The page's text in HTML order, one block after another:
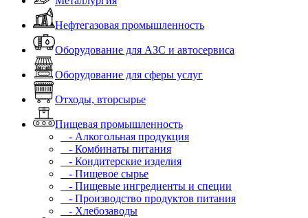
Нефтегазовая промышленность
Оборудование для АЗС и автосервиса
Оборудование для сферы услуг
Отходы, вторсырье
Пищевая промышленность
- Алкогольная продукция
- Комбинаты питания
- Кондитерские изделия
- Пищевое сырье
- Пищевые ингредиенты и специи
- Производство продуктов питания
- Хлебозаводы